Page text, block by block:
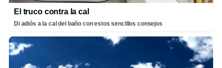
El truco contra la cal
Di adiós a la cal del baño con estos sencillos consejos